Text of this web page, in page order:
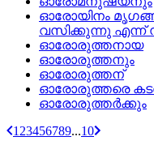
ഓരോയിനം
വസിക്കുന്നു എന്ന്‌
ഓരോരുത്തനായ
ഓരോരുത്തനും
ഓരോരുത്തന്
ഓരോരുത്തരെ
ഓരോരുത്തര്‍ക്കും
1 23456789...10